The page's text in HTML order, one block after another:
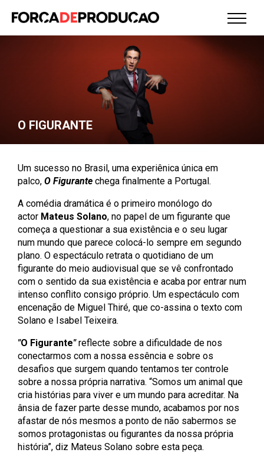
O FIGURANTE
Um sucesso no Brasil, uma experiênica única em
palco, O Figurante chega finalmente a Portugal.
A comédia dramática é o primeiro monólogo do
actor Mateus Solano, no papel de um figurante que
começa a questionar a sua existência e o seu lugar
num mundo que parece colocá-lo sempre em segundo
plano. O espectáculo retrata o quotidiano de um
figurante do meio audiovisual que se vê confrontado
com o sentido da sua existência e acaba por entrar num
intenso conflito consigo próprio. Um espectáculo com
encenação de Miguel Thiré, que co-assina o texto com
Solano e Isabel Teixeira.
"O Figurante"reflecte sobre a dificuldade de nos
conectarmos com a nossa essência e sobre os
desafios que surgem quando tentamos ter controle
sobre a nossa própria narrativa. “Somos um animal que
cria histórias para viver e um mundo para acreditar. Na
ânsia de fazer parte desse mundo, acabamos por nos
afastar de nós mesmos a ponto de não sabermos se
somos protagonistas ou figurantes da nossa própria
história”, diz Mateus Solano sobre esta peça.